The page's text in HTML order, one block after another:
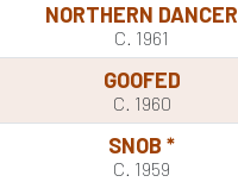
NORTHERN DANCER
C. 1961
GOOFED
C. 1960
SNOB *
C. 1959